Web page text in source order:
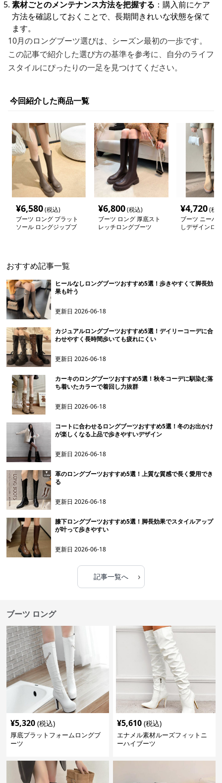
素材ごとのメンテナンス方法を把握する ：購入前にケア
方法を確認しておくことで、長期間きれいな状態を保て
ます。
10月のロングブーツ選びは、シーズン最初の一歩です。
この記事で紹介した選び方の基準を参考に、自分のライフ
スタイルにぴったりの一足を見つけてください。
今回紹介した商品一覧
¥6,580(税込)
ブーツ ロング プラット
ソール ロングジップブ
¥6,800(税込)
ブーツ ロング 厚底スト
レッチロングブーツ
¥4,720(税
ブーツ ニーハ
しデザインロ
おすすめ記事一覧
ヒールなしロングブーツおすすめ5選！歩きやすくて脚長効
果も叶う
更新日2026-06-18
カジュアルロングブーツおすすめ5選！デイリーコーデに合
わせやすく長時間歩いても疲れにくい
更新日2026-06-18
カーキのロングブーツおすすめ5選！秋冬コーデに馴染む落
ち着いたカラーで着回し力抜群
更新日2026-06-18
コートに合わせるロングブーツおすすめ5選！冬のお出かけ
が楽しくなる上品で歩きやすいデザイン
更新日2026-06-18
革のロングブーツおすすめ5選！上質な質感で長く愛用でき
る
更新日2026-06-18
膝下ロングブーツおすすめ5選！脚長効果でスタイルアップ
が叶って歩きやすい
更新日2026-06-18
記事一覧へ ›
ブーツ ロング
¥5,320 (税込)
厚底プラットフォームロングブ
ーツ
¥5,610 (税込)
エナメル素材ルーズフィットニ
ーハイブーツ